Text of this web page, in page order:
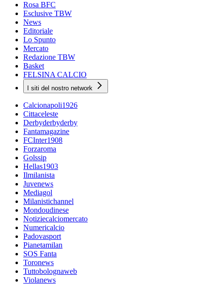
Rosa BFC
Esclusive TBW
News
Editoriale
Lo Spunto
Mercato
Redazione TBW
Basket
FELSINA CALCIO
I siti del nostro network
Calcionapoli1926
Cittaceleste
Derbyderbyderby
Fantamagazine
FCInter1908
Forzaroma
Golssip
Hellas1903
Ilmilanista
Juvenews
Mediagol
Milanistichannel
Mondoudinese
Notiziecalciomercato
Numericalcio
Padovasport
Pianetamilan
SOS Fanta
Toronews
Tuttobolognaweb
Violanews